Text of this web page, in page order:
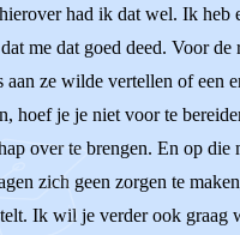
had ik dat wel. Ik
me dat goed deed. Voor
ze wilde vertellen of
hoef je je niet voor te
over te brengen. En op
zich geen zorgen te
Ik wil je verder ook